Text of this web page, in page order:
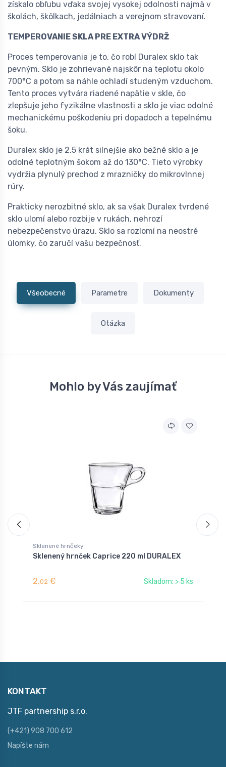
získalo obľubu vďaka svojej vysokej odolnosti najmä v
školách, škôlkach, jedálniach a verejnom stravovaní.
TEMPEROVANIE SKLA PRE EXTRA VÝDRŽ
Proces temperovania je to, čo robí Duralex sklo tak
pevným. Sklo je zohrievané najskôr na teplotu okolo
700°C a potom sa náhle ochladí studeným vzduchom.
Tento proces vytvára riadené napätie v skle, čo
zlepšuje jeho fyzikálne vlastnosti a sklo je viac odolné
mechanickému poškodeniu pri dopadoch a tepelnému
šoku.
Duralex sklo je 2,5 krát silnejšie ako bežné sklo a je
odolné teplotným šokom až do 130°C. Tieto výrobky
vydržia plynulý prechod z mrazničky do mikrovlnnej
rúry.
Prakticky nerozbitné sklo, ak sa však Duralex tvrdené
sklo ulomí alebo rozbije v rukách, nehrozí
nebezpečenstvo úrazu. Sklo sa rozlomí na neostré
úlomky, čo zaručí vašu bezpečnosť.
Všeobecné Parametre Dokumenty
Otázka
Mohlo by Vás zaujímať
Sklenené hrnčeky
Sklenený hrnček Caprice 220 ml DURALEX
2,02 € Skladom: > 5 ks
KONTAKT
JTF partnership s.r.o.
(+421) 908 700 612
Napíšte nám